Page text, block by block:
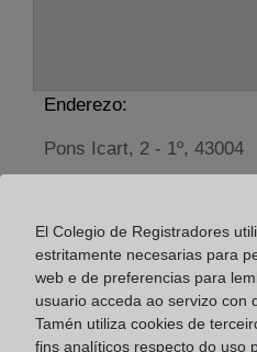
Enderezo:
Pons Icart, 2 - 1º, 43004
De lunes a viernes de
Agosto: De lunes a
Los días 24 y 31 de
horas
El Colegio de Registradores
estritamente necesarias para
web e de preferencias para
usuario acceda ao servizo con
Tamén utiliza cookies de
fins analíticos respecto do uso